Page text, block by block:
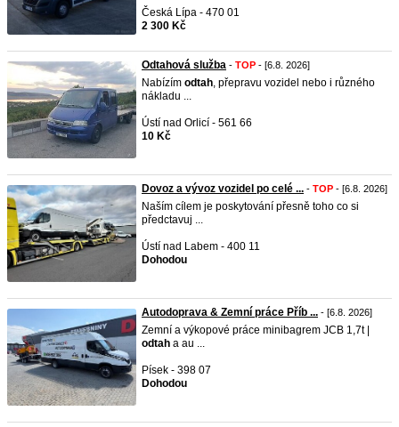
Česká Lípa - 470 01
2 300 Kč
Odtahová služba - TOP - [6.8. 2026]
Nabízím odtah, přepravu vozidel nebo i různého
nákladu ...
Ústí nad Orlicí - 561 66
10 Kč
Dovoz a vývoz vozidel po celé ... - TOP - [6.8. 2026]
Naším cílem je poskytování přesně toho co si
předctavuj ...
Ústí nad Labem - 400 11
Dohodou
Autodoprava & Zemní práce Příb ... - [6.8. 2026]
Zemní a výkopové práce minibagrem JCB 1,7t |
odtah a au ...
Písek - 398 07
Dohodou